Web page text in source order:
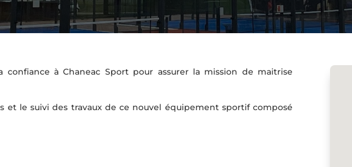
confiance à Chaneac Sport pour assurer la mission de maitrise
et le suivi des travaux de ce nouvel équipement sportif composé